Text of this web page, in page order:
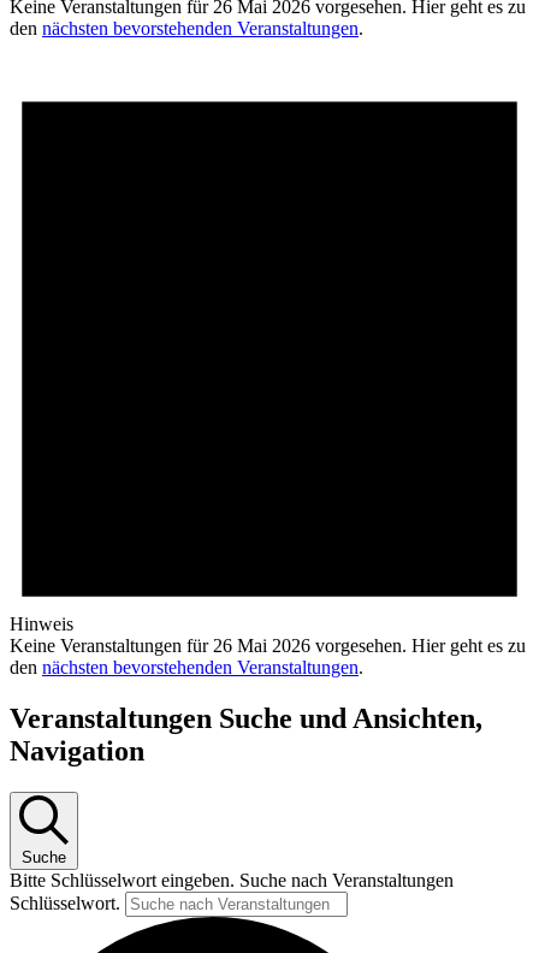
Keine Veranstaltungen für 26 Mai 2026 vorgesehen. Hier geht es zu
den nächsten bevorstehenden Veranstaltungen.
Hinweis
Keine Veranstaltungen für 26 Mai 2026 vorgesehen. Hier geht es zu
den nächsten bevorstehenden Veranstaltungen.
Veranstaltungen Suche und Ansichten,
Navigation
Suche
Bitte Schlüsselwort eingeben. Suche nach Veranstaltungen
Schlüsselwort.